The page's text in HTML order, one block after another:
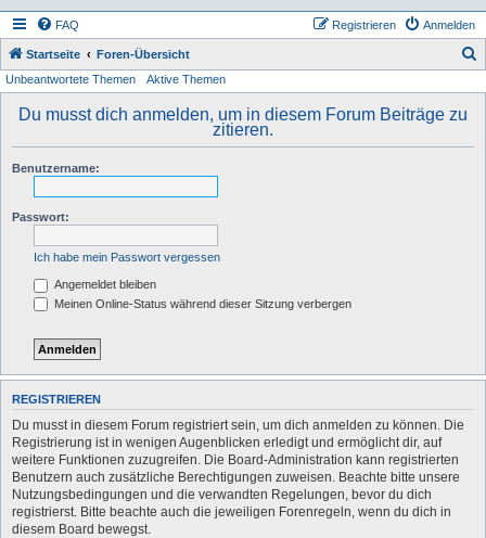
FAQ Anmelden
Registrieren
Startseite Foren-Übersicht
Unbeantwortete Themen Aktive Themen
Du musst dich anmelden, um in diesem Forum Beiträge zu
zitieren.
Benutzername:
Passwort:
Ich habe mein Passwort vergessen
Angemeldet bleiben
Meinen Online-Status während dieser Sitzung verbergen
REGISTRIEREN
Du musst in diesem Forum registriert sein, um dich anmelden zu können. Die
Registrierung ist in wenigen Augenblicken erledigt und ermöglicht dir, auf
weitere Funktionen zuzugreifen. Die Board-Administration kann registrierten
Benutzern auch zusätzliche Berechtigungen zuweisen. Beachte bitte unsere
Nutzungsbedingungen und die verwandten Regelungen, bevor du dich
registrierst. Bitte beachte auch die jeweiligen Forenregeln, wenn du dich in
diesem Board bewegst.